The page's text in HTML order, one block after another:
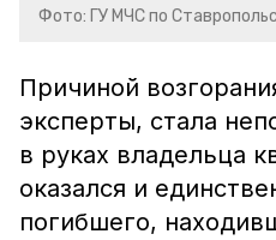
Фото: ГУ МЧС по
Причиной
эксперты, стала
в руках владельца
оказался и
погибшего,